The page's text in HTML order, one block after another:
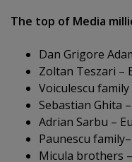
The top of Media
Dan Grigore
Zoltan Teszari –
Voiculescu
Sebastian Ghita
Adrian Sarbu –
Paunescu
Micula brothers